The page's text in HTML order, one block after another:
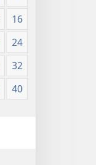
16
24
32
40